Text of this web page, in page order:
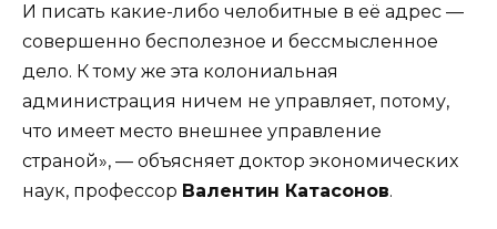
И писать какие-либо челобитные в её адрес —
совершенно бесполезное и бессмысленное
дело. К тому же эта колониальная
администрация ничем не управляет, потому,
что имеет место внешнее управление
страной», — объясняет доктор экономических
наук, профессор Валентин Катасонов.